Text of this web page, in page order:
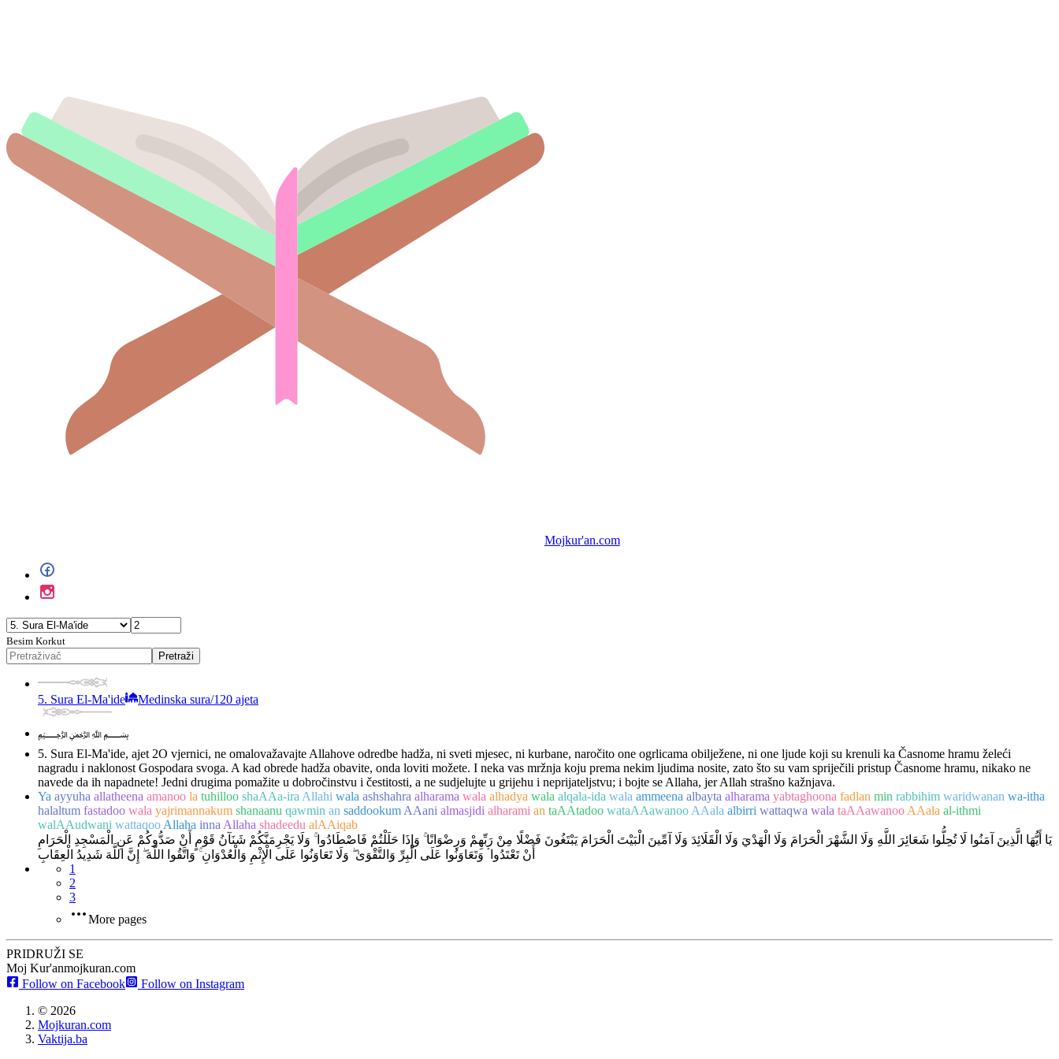
Mojkur'an.com
Besim Korkut
Pretraži
5. Sura El-Ma'ide Medinska sura/120 ajeta
﷽
5. Sura El-Ma'ide, ajet 2O vjernici, ne omalovažavajte Allahove odredbe hadža, ni sveti mjesec, ni kurbane, naročito one ogrlicama obilježene, ni one ljude koji su krenuli ka Časnome hramu želeći
nagradu i naklonost Gospodara svoga. A kad obrede hadža obavite, onda loviti možete. I neka vas mržnja koju prema nekim ljudima nosite, zato što su vam spriječili pristup Časnome hramu, nikako ne
navede da ih napadnete! Jedni drugima pomažite u dobročinstvu i čestitosti, a ne sudjelujte u grijehu i neprijateljstvu; i bojte se Allaha, jer Allah strašno kažnjava.
Ya ayyuha allatheena amanoo la tuhilloo shaAAa-ira Allahi wala ashshahra alharama wala alhadya wala alqala-ida wala ammeena albayta alharama yabtaghoona fadlan min rabbihim waridwanan wa-itha
halaltum fastadoo wala yajrimannakum shanaanu qawmin an saddookum AAani almasjidi alharami an taAAtadoo wataAAawanoo AAala albirri wattaqwa wala taAAawanoo AAala al-ithmi
walAAudwani wattaqoo Allaha inna Allaha shadeedu alAAiqab
يَا أَيُّهَا الَّذِينَ آمَنُوا لَا تُحِلُّوا شَعَائِرَ اللَّهِ وَلَا الشَّهْرَ الْحَرَامَ وَلَا الْهَدْيَ وَلَا الْقَلَائِدَ وَلَا آمِّينَ الْبَيْتَ الْحَرَامَ يَبْتَغُونَ فَضْلًا مِنْ رَبِّهِمْ وَرِضْوَانًا ۚ وَإِذَا حَلَلْتُمْ فَاصْطَادُوا ۚ وَلَا يَجْرِمَنَّكُمْ شَنَآنُ قَوْمٍ أَنْ صَدُّوكُمْ عَنِ الْمَسْجِدِ الْحَرَامِ
أَنْ تَعْتَدُوا ۘ وَتَعَاوَنُوا عَلَى الْبِرِّ وَالتَّقْوَىٰ ۖ وَلَا تَعَاوَنُوا عَلَى الْإِثْمِ وَالْعُدْوَانِ ۚ وَاتَّقُوا اللَّهَ ۖ إِنَّ اللَّهَ شَدِيدُ الْعِقَابِ
1
2
3
More pages
PRIDRUŽI SE
Moj Kur'anmojkuran.com
Follow on Facebook
Follow on Instagram
© 2026
Mojkuran.com
Vaktija.ba